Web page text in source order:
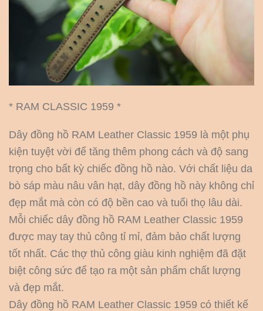
* RAM CLASSIC 1959 *
Dây đồng hồ RAM Leather Classic 1959 là một phụ
kiện tuyệt vời để tăng thêm phong cách và độ sang
trọng cho bất kỳ chiếc đồng hồ nào. Với chất liệu da
bò sáp màu nâu vân hạt, dây đồng hồ này không chỉ
đẹp mắt mà còn có độ bền cao và tuổi thọ lâu dài.
Mỗi chiếc dây đồng hồ RAM Leather Classic 1959
được may tay thủ công tỉ mỉ, đảm bảo chất lượng
tốt nhất. Các thợ thủ công giàu kinh nghiệm đã đặt
biệt công sức để tạo ra một sản phẩm chất lượng
và đẹp mắt.
Dây đồng hồ RAM Leather Classic 1959 có thiết kế